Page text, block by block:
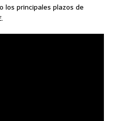
los principales plazos de